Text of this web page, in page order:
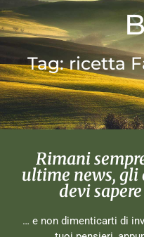
Tag: ricetta
Rimani
ultime news, gli
devi
… e non dimenticarti di